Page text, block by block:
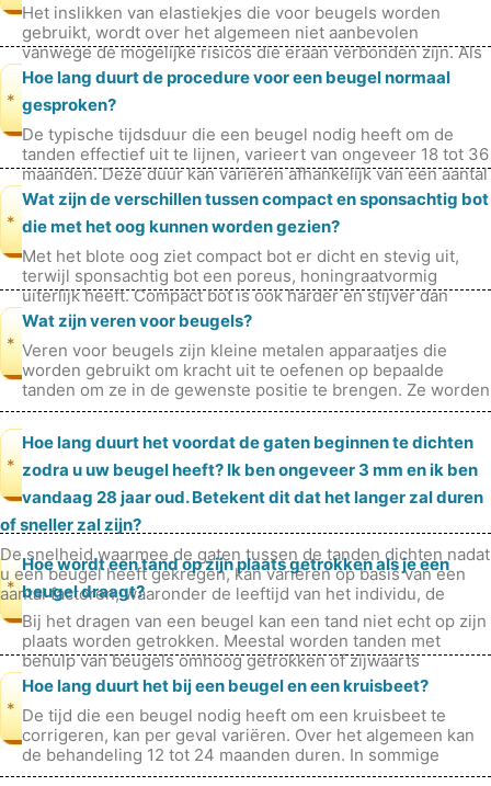
Het inslikken van elastiekjes die voor beugels worden
gebruikt, wordt over het algemeen niet aanbevolen
vanwege de mogelijke risicos die eraan verbonden zijn. Als
u per ongeluk een elastiekj
*
Hoe lang duurt de procedure voor een beugel normaal
gesproken?
De typische tijdsduur die een beugel nodig heeft om de
tanden effectief uit te lijnen, varieert van ongeveer 18 tot 36
maanden. Deze duur kan variëren afhankelijk van een aantal
individuele
*
Wat zijn de verschillen tussen compact en sponsachtig bot
die met het oog kunnen worden gezien?
Met het blote oog ziet compact bot er dicht en stevig uit,
terwijl sponsachtig bot een poreus, honingraatvormig
uiterlijk heeft. Compact bot is ook harder en stijver dan
sponsachtig bot, dat
*
Wat zijn veren voor beugels?
Veren voor beugels zijn kleine metalen apparaatjes die
worden gebruikt om kracht uit te oefenen op bepaalde
tanden om ze in de gewenste positie te brengen. Ze worden
doorgaans gebruikt in co
*
Hoe lang duurt het voordat de gaten beginnen te dichten
zodra u uw beugel heeft? Ik ben ongeveer 3 mm en ik ben
vandaag 28 jaar oud. Betekent dit dat het langer zal duren
of sneller zal zijn?
De snelheid waarmee de gaten tussen de tanden dichten nadat
u een beugel heeft gekregen, kan variëren op basis van een
aantal factoren, waaronder de leeftijd van het individu, de
mondgezondh
*
Hoe wordt een tand op zijn plaats getrokken als je een
beugel draagt?
Bij het dragen van een beugel kan een tand niet echt op zijn
plaats worden getrokken. Meestal worden tanden met
behulp van beugels omhoog getrokken of zijwaarts
verschoven. Als de tand in kw
*
Hoe lang duurt het bij een beugel en een kruisbeet?
De tijd die een beugel nodig heeft om een ​​kruisbeet te
corrigeren, kan per geval variëren. Over het algemeen kan
de behandeling 12 tot 24 maanden duren. In sommige
gevallen kunnen complexe